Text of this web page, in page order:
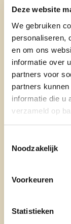
Deze website
We gebruiken
personaliseren,
en om ons
informatie over
partners voor
partners
informatie die u
verzameld op
Noodzakelijk
Voorkeuren
Statistieken
beleid in
Gelijke
kansen,
geloof.
onder
gelijkheid
2.
van de